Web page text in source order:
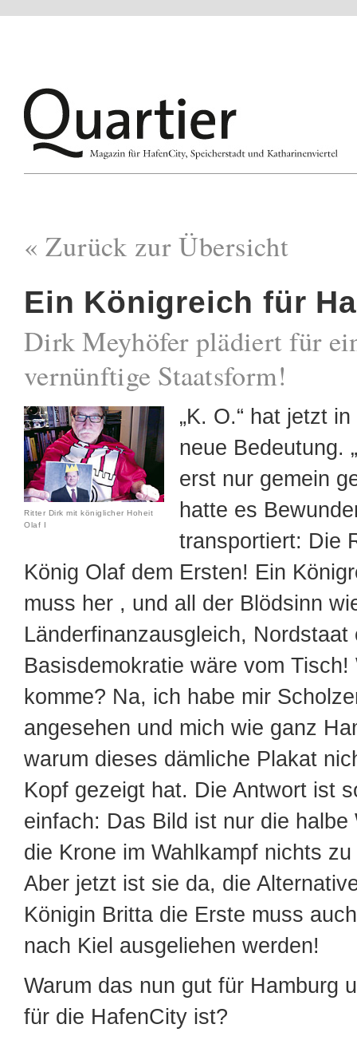
« Zurück zur Übersicht
Ein Königreich für
Dirk Meyhöfer plädiert für
vernünftige Staatsform!
Ritter Dirk mit königlicher Hoheit
Olaf I
„K. O.“ hat jetzt
neue Bedeutung.
erst nur gemein
hatte es
transportiert: Die
König Olaf dem Ersten! Ein
muss her , und all der Blödsinn
Länderfinanzausgleich, Nordstaat
Basisdemokratie wäre vom
komme? Na, ich habe mir
angesehen und mich wie ganz
warum dieses dämliche Plakat
Kopf gezeigt hat. Die Antwort ist
einfach: Das Bild ist nur die halbe
die Krone im Wahlkampf nichts
Aber jetzt ist sie da, die
Königin Britta die Erste muss
nach Kiel ausgeliehen werden!
Warum das nun gut für Hamburg
für die HafenCity ist?